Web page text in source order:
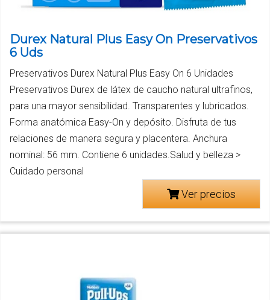
Durex Natural Plus Easy On Preservativos
6 Uds
Preservativos Durex Natural Plus Easy On 6 Unidades
Preservativos Durex de látex de caucho natural ultrafinos,
para una mayor sensibilidad. Transparentes y lubricados.
Forma anatómica Easy-On y depósito. Disfruta de tus
relaciones de manera segura y placentera. Anchura
nominal: 56 mm. Contiene 6 unidades.Salud y belleza >
Cuidado personal
Ver precios